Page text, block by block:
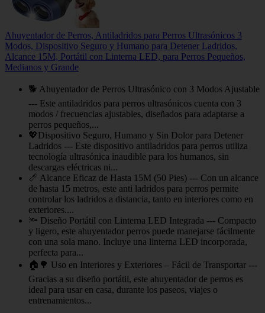
Ahuyentador de Perros, Antiladridos para Perros Ultrasónicos 3
Modos, Dispositivo Seguro y Humano para Detener Ladridos,
Alcance 15M, Portátil con Linterna LED, para Perros Pequeños,
Medianos y Grande
🐕 Ahuyentador de Perros Ultrasónico con 3 Modos Ajustable
--- Este antiladridos para perros ultrasónicos cuenta con 3
modos / frecuencias ajustables, diseñados para adaptarse a
perros pequeños,...
💖Dispositivo Seguro, Humano y Sin Dolor para Detener
Ladridos --- Este dispositivo antiladridos para perros utiliza
tecnología ultrasónica inaudible para los humanos, sin
descargas eléctricas ni...
📏 Alcance Eficaz de Hasta 15M (50 Pies) --- Con un alcance
de hasta 15 metros, este anti ladridos para perros permite
controlar los ladridos a distancia, tanto en interiores como en
exteriores....
🔦 Diseño Portátil con Linterna LED Integrada --- Compacto
y ligero, este ahuyentador perros puede manejarse fácilmente
con una sola mano. Incluye una linterna LED incorporada,
perfecta para...
🏠🌳 Uso en Interiores y Exteriores – Fácil de Transportar ---
Gracias a su diseño portátil, este ahuyentador de perros es
ideal para usar en casa, durante los paseos, viajes o
entrenamientos...